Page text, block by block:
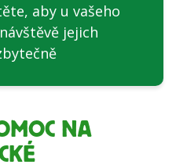
aby u vašeho
jejich
NA